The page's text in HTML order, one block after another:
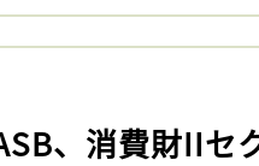
、消費財IIセ